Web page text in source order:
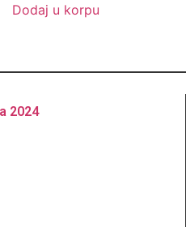
5
Dodaj u korpu
2024